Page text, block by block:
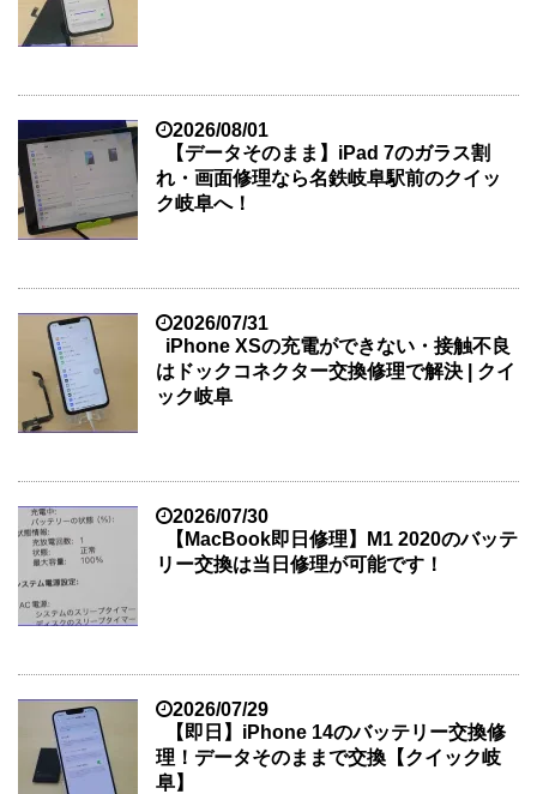
2026/08/01
【データそのまま】iPad 7のガラス割
れ・画面修理なら名鉄岐阜駅前のクイッ
ク岐阜へ！
2026/07/31
iPhone XSの充電ができない・接触不良
はドックコネクター交換修理で解決 | クイ
ック岐阜
2026/07/30
【MacBook即日修理】M1 2020のバッテ
リー交換は当日修理が可能です！
2026/07/29
【即日】iPhone 14のバッテリー交換修
理！データそのままで交換【クイック岐
阜】